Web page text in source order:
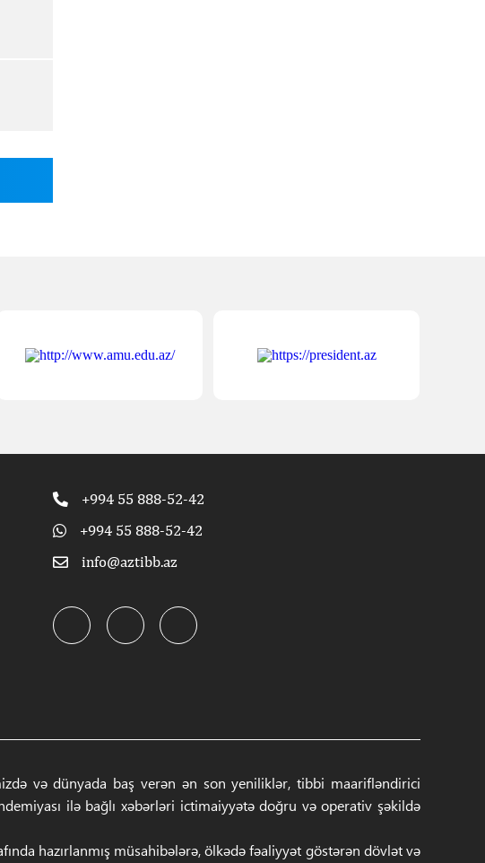
+994 55 888-52-42
+994 55 888-52-42
info@aztibb.az
və dünyada baş verən ən son yeniliklər, tibbi maarifləndirici
ilə bağlı xəbərləri ictimaiyyətə doğru və operativ şəkildə
hazırlanmış müsahibələrə, ölkədə fəaliyyət göstərən dövlət və